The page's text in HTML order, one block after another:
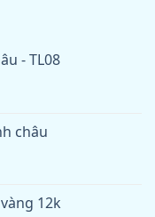
- TL08
châu
12k